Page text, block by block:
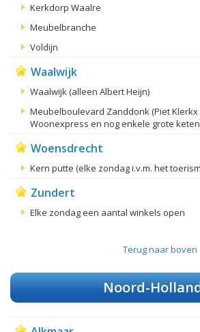
Kerkdorp Waalre
Meubelbranche
Voldijn
Waalwijk
Waalwijk (alleen Albert Heijn)
Meubelboulevard Zanddonk (Piet Klerkx
Woonexpress en nog enkele grote
Woensdrecht
Kern putte (elke zondag i.v.m. het
Zundert
Elke zondag een aantal winkels open
Terug naar boven
Noord-